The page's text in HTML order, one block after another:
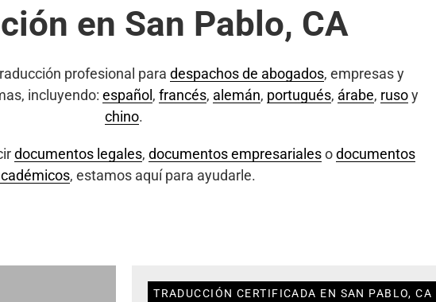
en San Pablo, CA
profesional para despachos de abogados, empresas y
incluyendo: español , francés, alemán, portugués, árabe, rusoy
chino.
documentos legales, documentos empresarialesodocumentos
, estamos aquí para ayudarle.
TRADUCCIÓN CERTIFICADA EN SAN PABLO, CA